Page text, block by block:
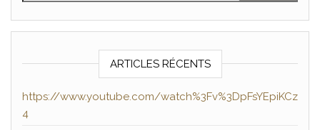
ARTICLES RÉCENTS
https://www.youtube.com/watch%3Fv%3DpFsYEpiKCz
4